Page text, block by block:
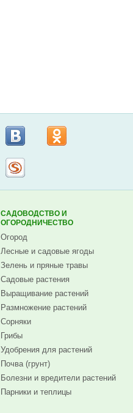
САДОВОДСТВО И
ОГОРОДНИЧЕСТВО
Огород
Лесные и садовые ягоды
Зелень и пряные травы
Садовые растения
Выращивание растений
Размножение растений
Сорняки
Грибы
Удобрения для растений
Почва (грунт)
Болезни и вредители растений
Парники и теплицы